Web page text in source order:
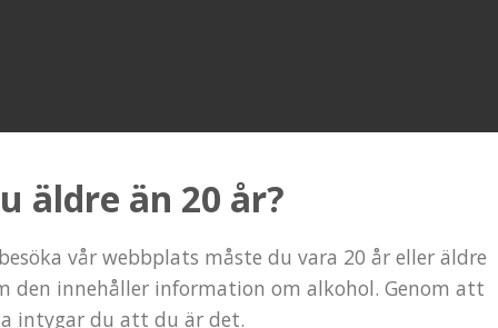
äldre än 20 år?
vår webbplats måste du vara 20 år eller äldre
den innehåller information om alkohol. Genom att
intygar du att du är det.